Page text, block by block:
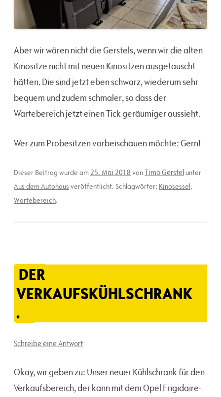
Aber wir wären nicht die Gerstels, wenn wir die alten
Kinositze nicht mit neuen Kinositzen ausgetauscht
hätten. Die sind jetzt eben schwarz, wiederum sehr
bequem und zudem schmaler, so dass der
Wartebereich jetzt einen Tick geräumiger aussieht.
Wer zum Probesitzen vorbeischauen möchte: Gern!
Dieser Beitrag wurde am25. Mai 2018 vonTimo Gerstel unter
Aus dem Autohaus veröffentlicht. Schlagwörter: Kinosessel,
Wartebereich.
DER
VERKAUFSKÜHLSCHRANK
.
Schreibe eine Antwort
Okay, wir geben zu: Unser neuer Kühlschrank für den
Verkaufsbereich, der kann mit dem Opel Frigidaire-